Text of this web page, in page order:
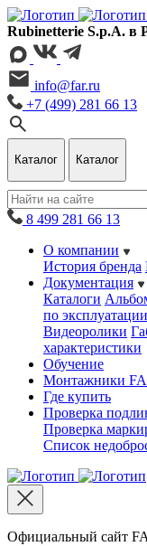
Rubinetterie S.p.A. в
info@far.ru
+7 (499) 281 66 13
Каталог Каталог
8 499 281 66 13
О компании
История бренда
Документация
Каталоги
по эксплуатации
Видеоролики
характеристики
Обучение
Монтажники
Где купить
Проверка
Проверка
Cписок
Официальный сайт